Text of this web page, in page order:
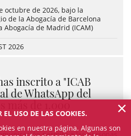
octubre de 2026, bajo la
de la Abogacía de Barcelona
Abogacía de Madrid (ICAM)
2026
inscrito a "ICAB
de WhatsApp del
EL USO DE LAS COOKIES.
en nuestra página. Algunas son
×